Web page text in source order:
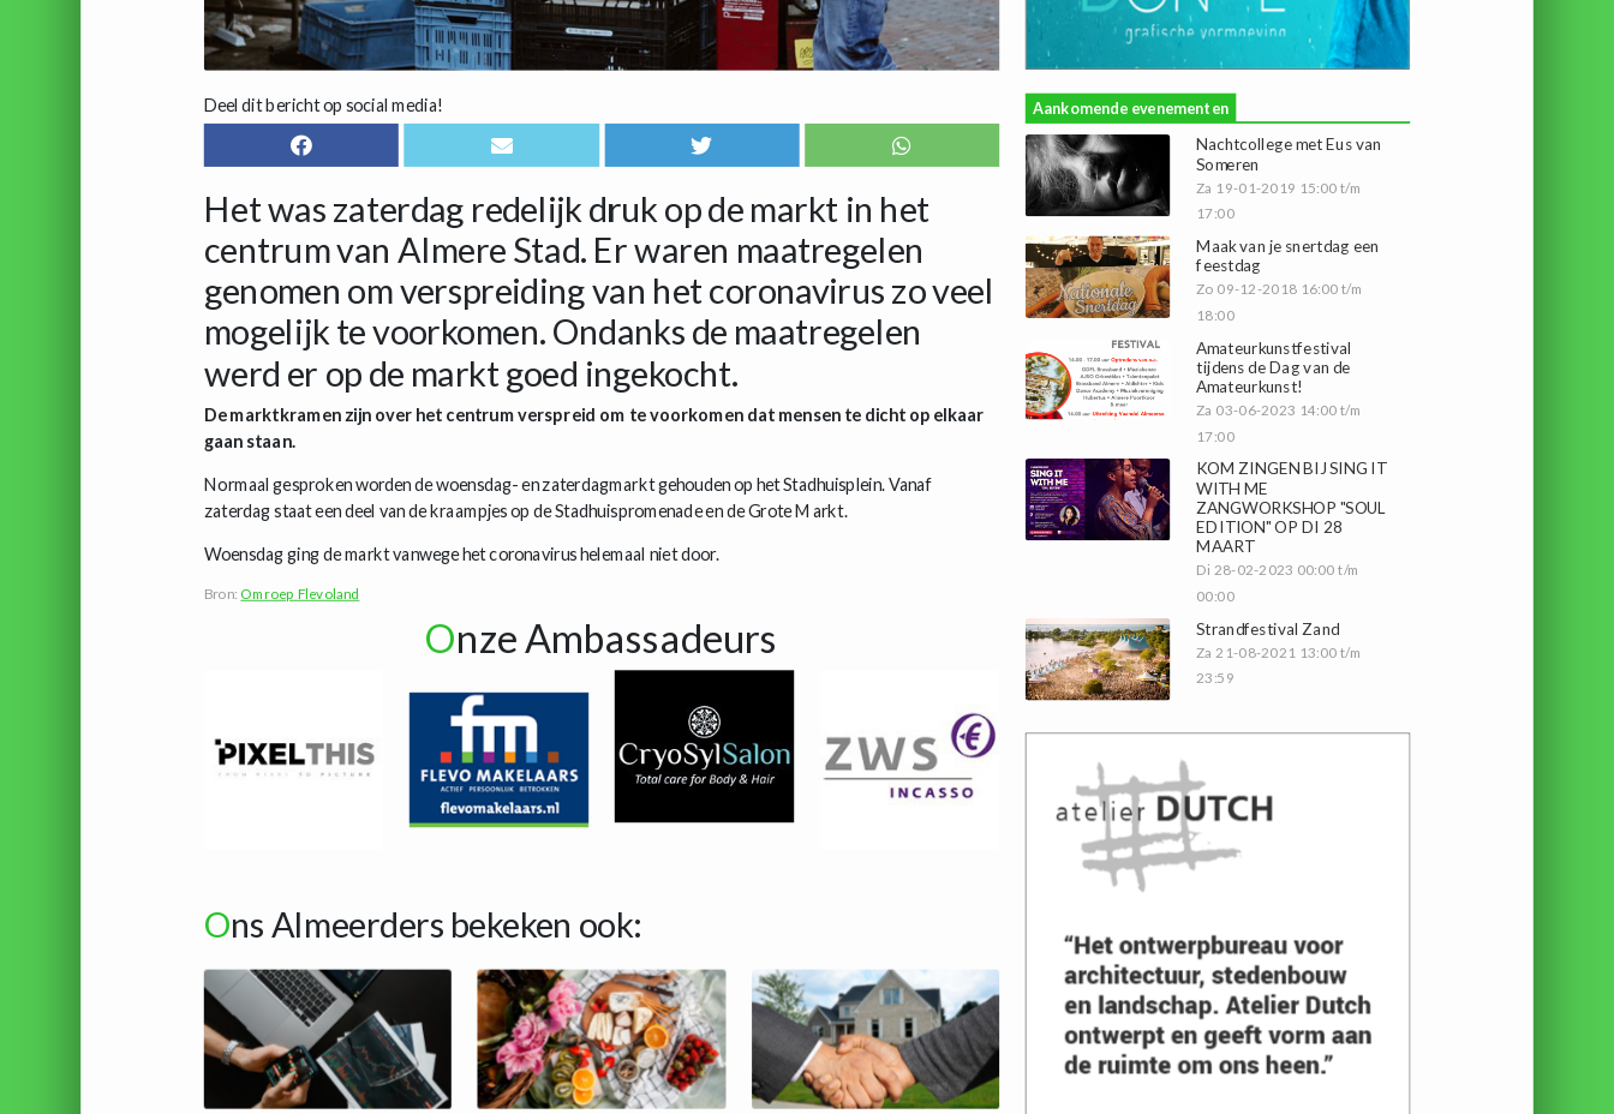
Deel dit bericht op social media!
Het was zaterdag redelijk druk op de markt in het
centrum van Almere Stad. Er waren maatregelen
genomen om verspreiding van het coronavirus zo veel
mogelijk te voorkomen. Ondanks de maatregelen
werd er op de markt goed ingekocht.
De marktkramen zijn over het centrum verspreid om te voorkomen dat mensen te dicht op elkaar
gaan staan.
Normaal gesproken worden de woensdag- en zaterdagmarkt gehouden op het Stadhuisplein. Vanaf
zaterdag staat een deel van de kraampjes op de Stadhuispromenade en de Grote Markt.
Woensdag ging de markt vanwege het coronavirus helemaal niet door.
Bron: Omroep Flevoland
Onze Ambassadeurs
Ons Almeerders bekeken ook:
Aankomende evenementen
Nachtcollege met Eus van
Someren
Za 19-01-2019 15:00 t/m
17:00
Maak van je snertdag een
feestdag
Zo 09-12-2018 16:00 t/m
18:00
Amateurkunstfestival
tijdens de Dag van de
Amateurkunst!
Za 03-06-2023 14:00 t/m
17:00
KOM ZINGEN BIJ SING IT
WITH ME
ZANGWORKSHOP "SOUL
EDITION" OP DI 28
MAART
Di 28-02-2023 00:00 t/m
00:00
Strandfestival Zand
Za 21-08-2021 13:00 t/m
23:59